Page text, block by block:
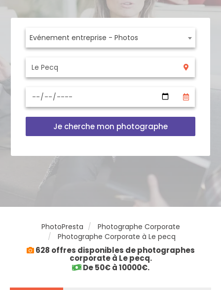
Evénement entreprise - Photos
Je cherche mon photographe
PhotoPresta
Photographe Corporate
Photographe Corporate à Le pecq
628 offres disponibles de photographes
corporate à Le pecq.
De 50€ à 10000€.